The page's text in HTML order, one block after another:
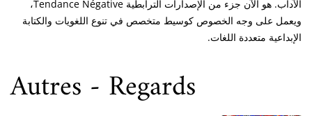
الآداب. هو الآن جزء من الإصدارات الترابطية Tendance Négative،
ويعمل على وجه الخصوص كوسيط متخصص في تنوع اللغويات والكتابة
الإبداعية متعددة اللغات.
Autres - Regards